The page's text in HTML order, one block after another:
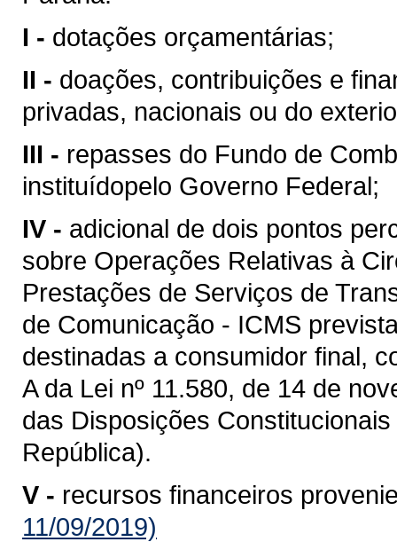
I - dotações orçamentárias;
II - doações, contribuições e
privadas, nacionais ou do
III - repasses do Fundo de
instituídopelo Governo Federal;
IV - adicional de dois pontos
sobre Operações Relativas à
Prestações de Serviços de
de Comunicação - ICMS
destinadas a consumidor final,
A da Lei nº 11.580, de 14 de
das Disposições
República).
V - recursos financeiros
11/09/2019)